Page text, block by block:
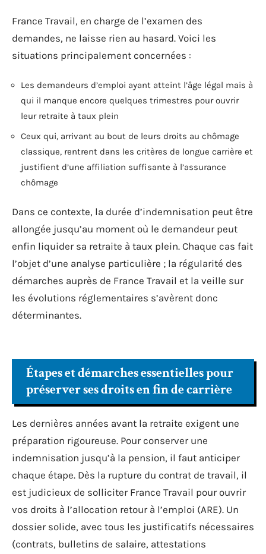
France Travail, en charge de l’examen des
demandes, ne laisse rien au hasard. Voici les
situations principalement concernées :
Les demandeurs d’emploi ayant atteint l’âge légal mais à
qui il manque encore quelques trimestres pour ouvrir
leur retraite à taux plein
Ceux qui, arrivant au bout de leurs droits au chômage
classique, rentrent dans les critères de longue carrière et
justifient d’une affiliation suffisante à l’assurance
chômage
Dans ce contexte, la durée d’indemnisation peut être
allongée jusqu’au moment où le demandeur peut
enfin liquider sa retraite à taux plein. Chaque cas fait
l’objet d’une analyse particulière ; la régularité des
démarches auprès de France Travail et la veille sur
les évolutions réglementaires s’avèrent donc
déterminantes.
Étapes et démarches essentielles pour
préserver ses droits en fin de carrière
Les dernières années avant la retraite exigent une
préparation rigoureuse. Pour conserver une
indemnisation jusqu’à la pension, il faut anticiper
chaque étape. Dès la rupture du contrat de travail, il
est judicieux de solliciter France Travail pour ouvrir
vos droits à l’allocation retour à l’emploi (ARE). Un
dossier solide, avec tous les justificatifs nécessaires
(contrats, bulletins de salaire, attestations